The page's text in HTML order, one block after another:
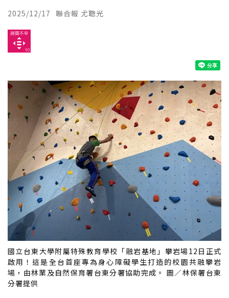
2025/12/17 聯合報 尤聰光
國立台東大學附屬特殊教育學校「融岩基地」攀岩場12日正式
啟用！這是全台首座專為身心障礙學生打造的校園共融攀岩
場，由林業及自然保育署台東分署協助完成。 圖／林保署台東
分署提供